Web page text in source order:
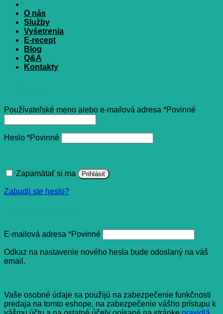
O nás
Služby
Vyšetrenia
E-recept
Blog
Q&A
Kontakty
Používateľské meno alebo e-mailová adresa *Povinné
Heslo *Povinné
Zapamätať si ma Prihlásiť
Zabudli ste heslo?
E-mailová adresa *Povinné
Odkaz na nastavenie nového hesla bude odoslaný na váš
email.
Vaše osobné údaje sa použijú na zabezpečenie funkčnosti
predaja na tomto eshope, na zabezpečenie vášho prístupu k